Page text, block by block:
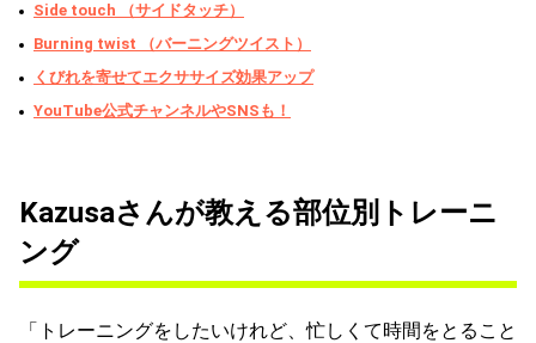
Side touch （サイドタッチ）
Burning twist （バーニングツイスト）
くびれを寄せてエクササイズ効果アップ
YouTube公式チャンネルやSNSも！
Kazusaさんが教える部位別トレーニ
ング
「トレーニングをしたいけれど、忙しくて時間をとること